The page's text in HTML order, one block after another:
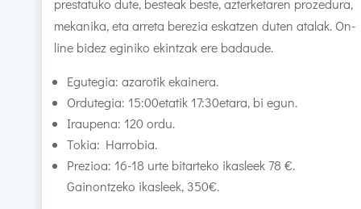
prestatuko dute, besteak beste, azterketaren prozedura,
mekanika, eta arreta berezia eskatzen duten atalak. On-
line bidez eginiko ekintzak ere badaude.
Egutegia: azarotik ekainera.
Ordutegia: 15:00etatik 17:30etara, bi egun.
Iraupena: 120 ordu.
Tokia: Harrobia.
Prezioa: 16-18 urte bitarteko ikasleek 78 €.
Gainontzeko ikasleek, 350€.